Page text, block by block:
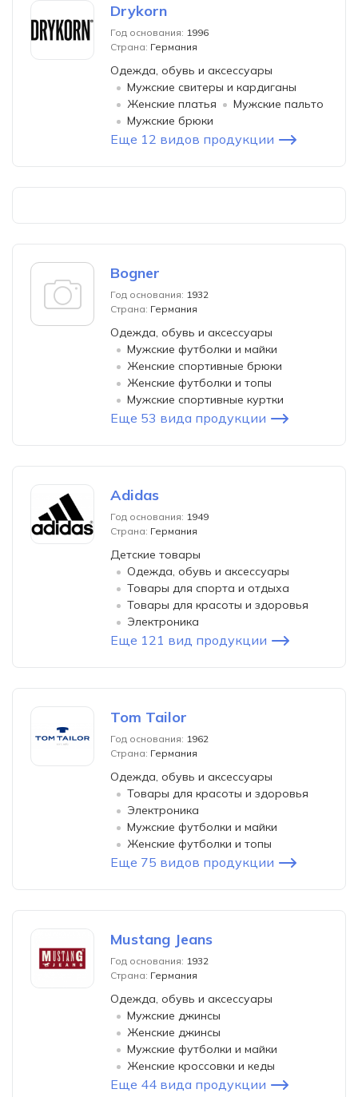
Drykorn
Год основания: 1996
Страна: Германия
Одежда, обувь и аксессуары
Мужские свитеры и кардиганы
Женские платья
Мужские пальто
Мужские брюки
Еще 12 видов продукции
Bogner
Год основания: 1932
Страна: Германия
Одежда, обувь и аксессуары
Мужские футболки и майки
Женские спортивные брюки
Женские футболки и топы
Мужские спортивные куртки
Еще 53 вида продукции
Adidas
Год основания: 1949
Страна: Германия
Детские товары
Одежда, обувь и аксессуары
Товары для спорта и отдыха
Товары для красоты и здоровья
Электроника
Еще 121 вид продукции
Tom Tailor
Год основания: 1962
Страна: Германия
Одежда, обувь и аксессуары
Товары для красоты и здоровья
Электроника
Мужские футболки и майки
Женские футболки и топы
Еще 75 видов продукции
Mustang Jeans
Год основания: 1932
Страна: Германия
Одежда, обувь и аксессуары
Мужские джинсы
Женские джинсы
Мужские футболки и майки
Женские кроссовки и кеды
Еще 44 вида продукции